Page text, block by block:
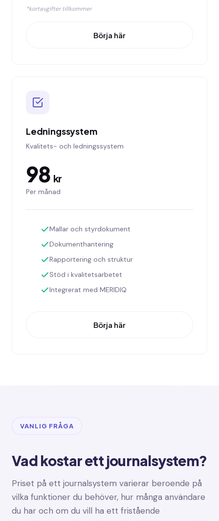
*kortavgifter tillkommer
Börja här
Ledningssystem
Kvalitets- och ledningssystem
98 kr
Per månad
Mallar och styrdokument
Dokumenthantering
Rapportering och struktur
Stöd i kvalitetsarbetet
Integrerat med MERIDIQ
Börja här
VANLIG FRÅGA
Vad kostar ett journalsystem?
Priset på ett journalsystem varierar beroende på
vilka funktioner du behöver, hur många användare
du har och om du vill ha ett fristående